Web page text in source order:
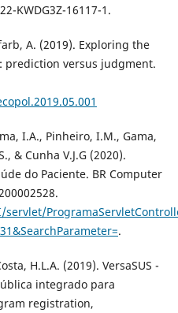
KWDG3Z-16117-1.
A. (2019). Exploring the
versus judgment.
I.A., Pinheiro, I.M., Gama,
& Cunha V.J.G (2020).
do Paciente. BR Computer
.
H.L.A. (2019). VersaSUS -
integrado para
registration,